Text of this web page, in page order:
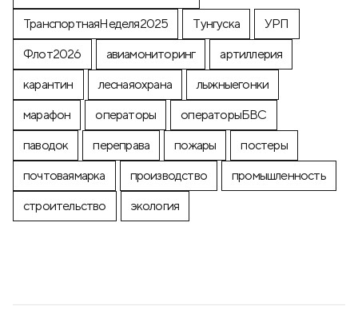
ТранспортнаяНеделя2025
Тунгуска
УРП
Флот2026
авиамониторинг
артиллерия
карантин
леснаяохрана
лыжныегонки
марафон
операторы
операторыБВС
паводок
переправа пожары
постеры
почтоваямарка
производство
промышленность
строительство
экология